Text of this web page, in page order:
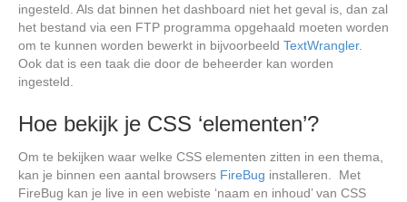
ingesteld. Als dat binnen het dashboard niet het geval is, dan zal
het bestand via een FTP programma opgehaald moeten worden
om te kunnen worden bewerkt in bijvoorbeeld TextWrangler.
Ook dat is een taak die door de beheerder kan worden
ingesteld.
Hoe bekijk je CSS ‘elementen’?
Om te bekijken waar welke CSS elementen zitten in een thema,
kan je binnen een aantal browsers FireBug installeren. Met
FireBug kan je live in een webiste ‘naam en inhoud’ van CSS